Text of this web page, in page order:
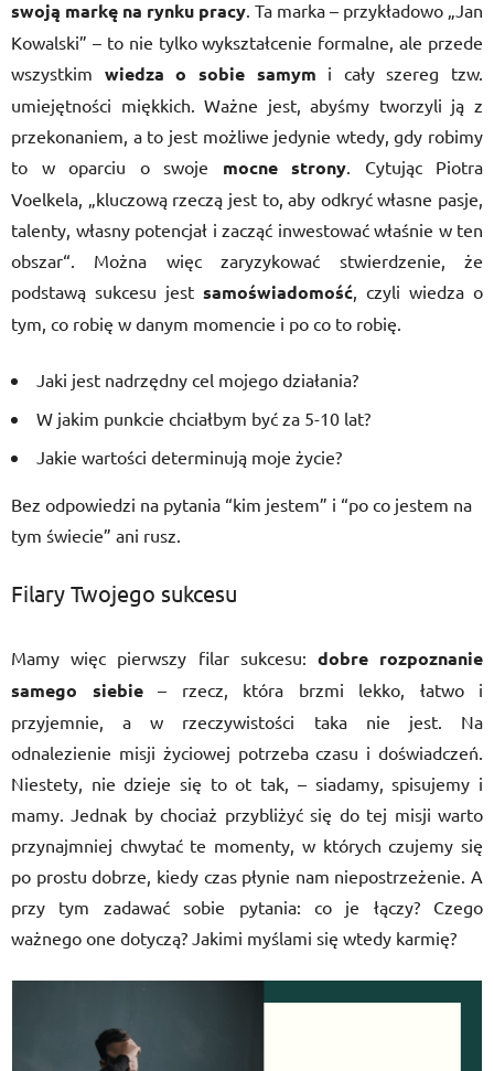
swoją markę na rynku pracy. Ta marka – przykładowo „Jan
Kowalski” – to nie tylko wykształcenie formalne, ale przede
wszystkim wiedza o sobie samym i cały szereg tzw.
umiejętności miękkich. Ważne jest, abyśmy tworzyli ją z
przekonaniem, a to jest możliwe jedynie wtedy, gdy robimy
to w oparciu o swoje mocne strony. Cytując Piotra
Voelkela, „kluczową rzeczą jest to, aby odkryć własne pasje,
talenty, własny potencjał i zacząć inwestować właśnie w ten
obszar“. Można więc zaryzykować stwierdzenie, że
podstawą sukcesu jest samoświadomość, czyli wiedza o
tym, co robię w danym momencie i po co to robię.
Jaki jest nadrzędny cel mojego działania?
W jakim punkcie chciałbym być za 5-10 lat?
Jakie wartości determinują moje życie?
Bez odpowiedzi na pytania “kim jestem” i “po co jestem na
tym świecie” ani rusz.
Filary Twojego sukcesu
Mamy więc pierwszy filar sukcesu: dobre rozpoznanie
samego siebie– rzecz, która brzmi lekko, łatwo i
przyjemnie, a w rzeczywistości taka nie jest. Na
odnalezienie misji życiowej potrzeba czasu i doświadczeń.
Niestety, nie dzieje się to ot tak, – siadamy, spisujemy i
mamy. Jednak by chociaż przybliżyć się do tej misji warto
przynajmniej chwytać te momenty, w których czujemy się
po prostu dobrze, kiedy czas płynie nam niepostrzeżenie. A
przy tym zadawać sobie pytania: co je łączy? Czego
ważnego one dotyczą? Jakimi myślami się wtedy karmię?